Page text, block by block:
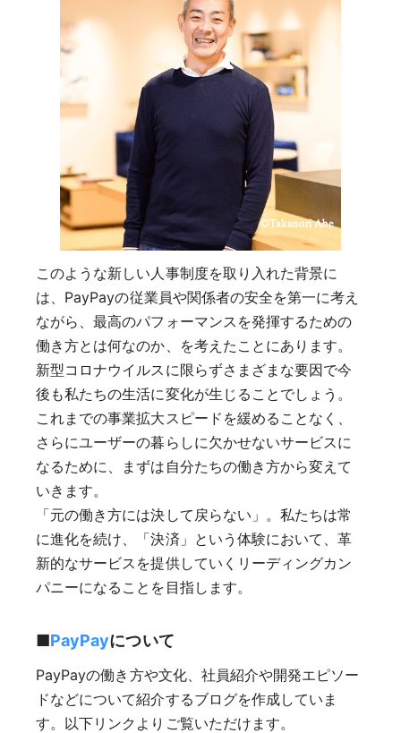
このような新しい人事制度を取り入れた背景に
は、PayPayの従業員や関係者の安全を第一に考え
ながら、最高のパフォーマンスを発揮するための
働き方とは何なのか、を考えたことにあります。
新型コロナウイルスに限らずさまざまな要因で今
後も私たちの生活に変化が生じることでしょう。
これまでの事業拡大スピードを緩めることなく、
さらにユーザーの暮らしに欠かせないサービスに
なるために、まずは自分たちの働き方から変えて
いきます。
「元の働き方には決して戻らない」。私たちは常
に進化を続け、「決済」という体験において、革
新的なサービスを提供していくリーディングカン
パニーになることを目指します。
■PayPayについて
PayPayの働き方や文化、社員紹介や開発エピソー
ドなどについて紹介するブログを作成していま
す。以下リンクよりご覧いただけます。